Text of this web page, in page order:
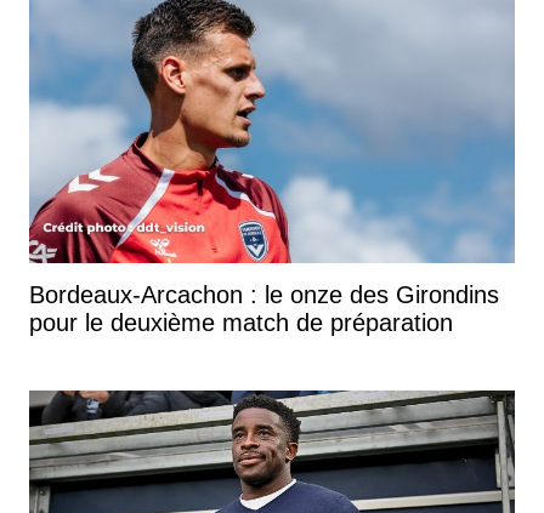
Bordeaux-Arcachon : le onze des Girondins
pour le deuxième match de préparation